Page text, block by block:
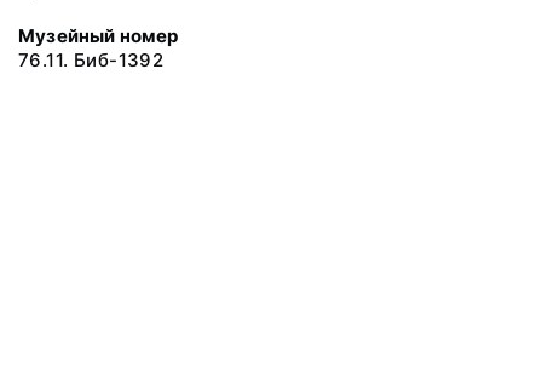
Музейный номер
76.11. Биб-1392